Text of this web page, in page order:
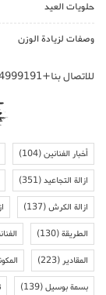
حلويات العيد
وصفات لزيادة الوزن
للاتصال بنا+212614999191
أخبار الفنانين(104)
ازالة التجاعيد(351)
ازالة الكرش(137)
الطريقة(130)
المقادير(223)
بسمة بوسيل(139)